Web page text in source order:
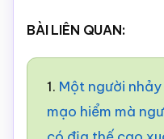
BÀI LIÊN QUAN:
1. Một người
mạo hiểm mà